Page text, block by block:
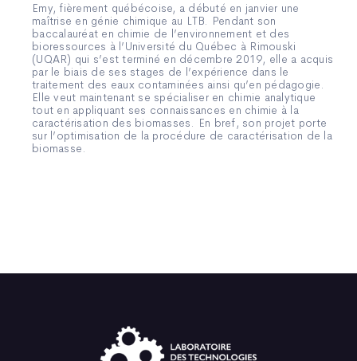
Emy, fièrement québécoise, a débuté en janvier une
maîtrise en génie chimique au LTB. Pendant son
baccalauréat en chimie de l’environnement et des
bioressources à l’Université du Québec à Rimouski
(UQAR) qui s’est terminé en décembre 2019, elle a acquis
par le biais de ses stages de l’expérience dans le
traitement des eaux contaminées ainsi qu’en pédagogie.
Elle veut maintenant se spécialiser en chimie analytique
tout en appliquant ses connaissances en chimie à la
caractérisation des biomasses. En bref, son projet porte
sur l’optimisation de la procédure de caractérisation de la
biomasse.